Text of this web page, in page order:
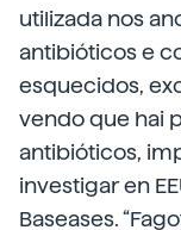
utilizada nos
antibióticos e
esquecidos,
vendo que hai
antibióticos,
investigar en
Baseases.